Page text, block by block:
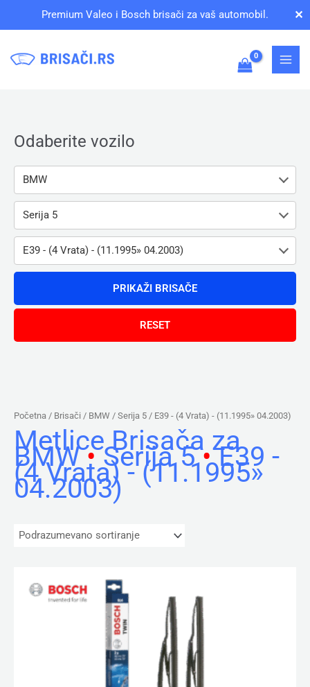
Premium Valeo i Bosch brisači za vaš automobil. ✕
Odaberite vozilo
BMW
Serija 5
E39 - (4 Vrata) - (11.1995» 04.2003)
Početna / Brisači / BMW / Serija 5 / E39 - (4 Vrata) - (11.1995» 04.2003)
Metlice Brisača za
BMW•Serija 5•E39 -
(4 Vrata) - (11.1995»
04.2003)